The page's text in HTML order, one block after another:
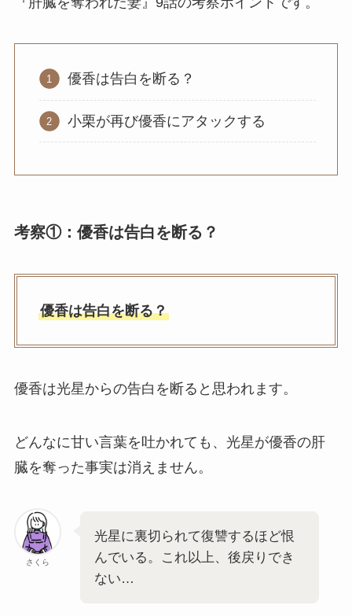
優香は告白を断る？
小栗が再び優香にアタックする
考察①：優香は告白を断る？
優香は告白を断る？
優香は光星からの告白を断ると思われます。
どんなに甘い言葉を吐かれても、光星が優香の肝
臓を奪った事実は消えません。
さくら
光星に裏切られて復讐するほど恨
んでいる。これ以上、後戻りでき
ない…